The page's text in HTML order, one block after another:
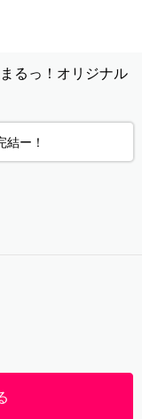
るっ！オリジナル
ー！